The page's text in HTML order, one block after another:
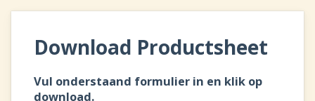
Agile Programs
CAPP Loopbaanontwikkeling